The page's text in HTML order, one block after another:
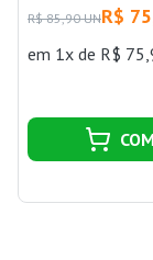
R$ 85,90 UNR$
em 1x de R$